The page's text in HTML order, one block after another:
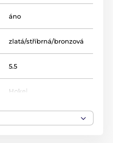
áno
zlatá/stříbrná/bronzová
5.5
Hokej